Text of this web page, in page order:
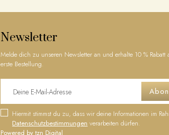
Newsletter
Melde dich zu unseren Newsletter an und erhalte 10 % Rabatt
erste Bestellung.
Hiermit stimmst du zu, dass wir deine Informationen im
Datenschutzbestimmungen verarbeiten dürfen.
Powered by tzn Digital